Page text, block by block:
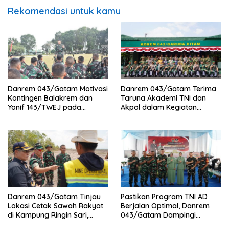
Rekomendasi untuk kamu
Danrem 043/Gatam Motivasi
Kontingen Balakrem dan
Yonif 143/TWEJ pada
Danrem 043/Gatam Terima
Taruna Akademi TNI dan
Akpol dalam Kegiatan
Danrem 043/Gatam Tinjau
Lokasi Cetak Sawah Rakyat
di Kampung Ringin Sari,
Pastikan Program TNI AD
Berjalan Optimal, Danrem
043/Gatam Dampingi